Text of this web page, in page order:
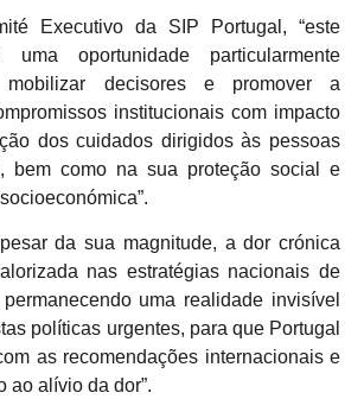
Executivo da SIP Portugal, “este
uma oportunidade particularmente
mobilizar decisores e promover a
institucionais com impacto
dos cuidados dirigidos às pessoas
bem como na sua proteção social e
da sua magnitude, a dor crónica
nas estratégias nacionais de
uma realidade invisível
políticas urgentes, para que Portugal
as recomendações internacionais e
ao alívio da dor”.